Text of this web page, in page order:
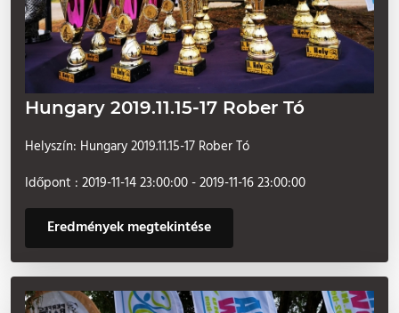
Hungary 2019.11.15-17 Rober Tó
Helyszín: Hungary 2019.11.15-17 Rober Tó
Időpont : 2019-11-14 23:00:00 - 2019-11-16 23:00:00
Eredmények megtekintése